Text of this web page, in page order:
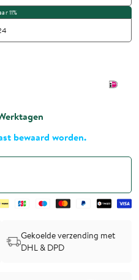
bewaard worden.
Gekoelde verzending met
DHL & DPD